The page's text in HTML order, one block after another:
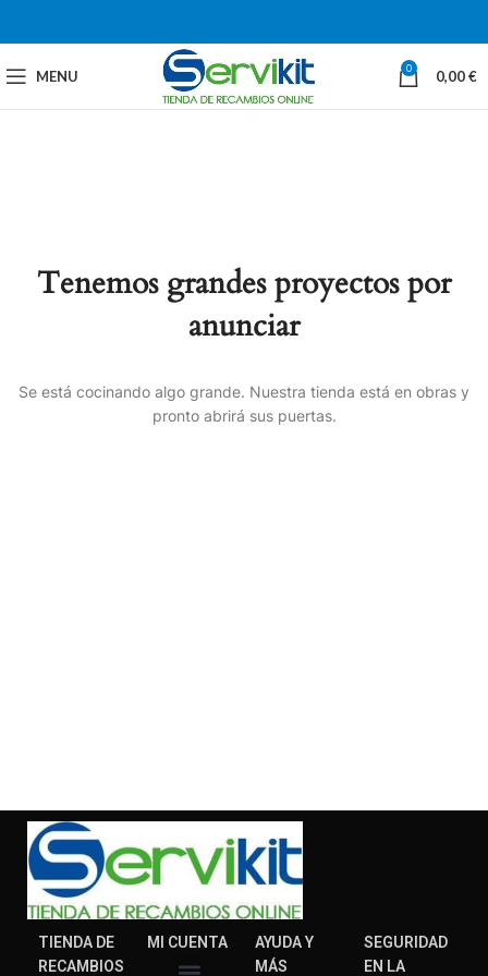
MENU 0 0,00€
Tenemos grandes proyectos por
anunciar
Se está cocinando algo grande. Nuestra tienda está en obras y
pronto abrirá sus puertas.
TIENDA DE
RECAMBIOS
MI CUENTA
AYUDA Y
MÁS
SEGURIDAD
EN LA